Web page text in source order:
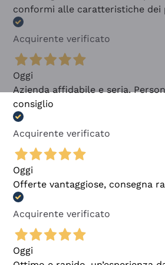
conformi alle caratteristiche dei
Acquirente verificato
Oggi
Azienda affidabile e seria.
consiglio
Acquirente verificato
Oggi
Offerte vantaggiose, consegna
Acquirente verificato
Oggi